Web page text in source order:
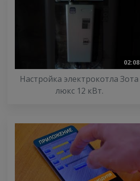
02:08
Настройка электрокотла Зота
люкс 12 кВт.